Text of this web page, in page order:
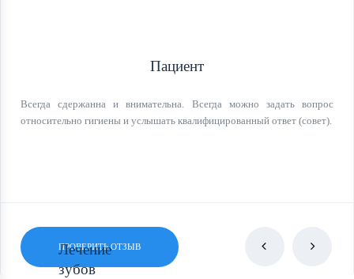
Пациент
Всегда сдержанна и внимательна. Всегда можно задать вопрос
относительно гигиены и услышать квалифицированный ответ (совет).
ПРОВЕРИТЬ ОТЗЫВ
Лечение
зубов